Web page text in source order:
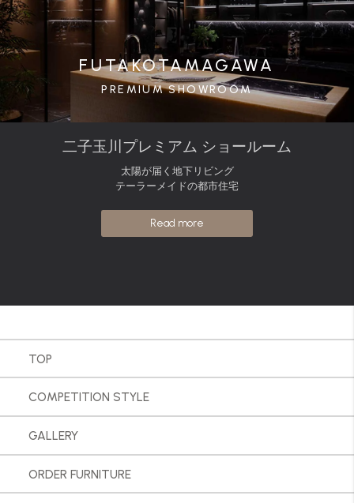
FUTAKOTAMAGAWA
PREMIUM SHOWROOM
二子玉川プレミアム ショールーム
太陽が届く地下リビング
テーラーメイドの都市住宅
Read more
TOP
COMPETITION STYLE
GALLERY
ORDER FURNITURE